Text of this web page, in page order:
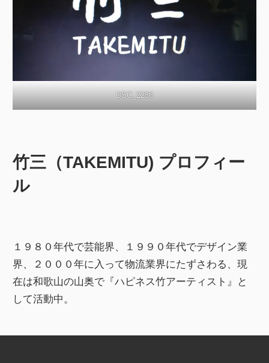
DSC_2286
竹三（TAKEMITU) プロフィー
ル
１９８０年代で芸能界、１９９０年代でデザイン業
界、２０００年に入って物流業界にたずさわる、現
在は和歌山の山奥で『ハピネス竹アーティスト』と
して活動中。